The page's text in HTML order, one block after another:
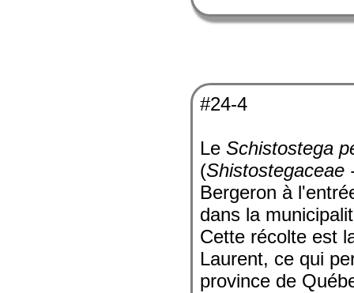
#24-4
LeSchistostega
(Shistostegaceae
Bergeron à
dans la
Cette récolte est
Laurent, ce qui
province de